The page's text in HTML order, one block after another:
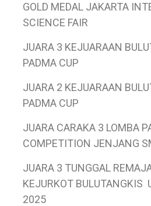
GOLD MEDAL JAKARTA
SCIENCE FAIR
JUARA 3 KEJUARAAN
PADMA CUP
JUARA 2 KEJUARAAN
PADMA CUP
JUARA CARAKA 3 LOMBA
COMPETITION JENJANG
JUARA 3 TUNGGAL
KEJURKOT BULUTANGKIS
2025